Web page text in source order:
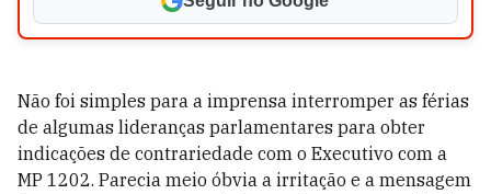
Não foi simples para a imprensa interromper as férias
de algumas lideranças parlamentares para obter
indicações de contrariedade com o Executivo com a
MP 1202. Parecia meio óbvia a irritação e a mensagem